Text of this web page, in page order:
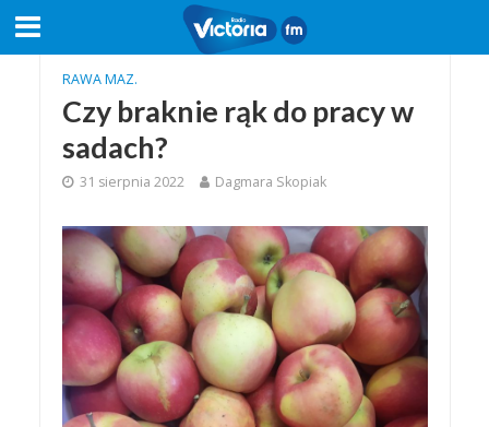
RAWA MAZ.
Czy braknie rąk do pracy w
sadach?
31 sierpnia 2022 Dagmara Skopiak